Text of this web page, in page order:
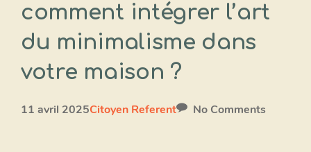
comment intégrer l’art
du minimalisme dans
votre maison ?
11 avril 2025Citoyen Referent No Comments